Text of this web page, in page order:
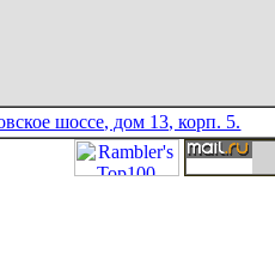
шоссе, дом 13, корп. 5.